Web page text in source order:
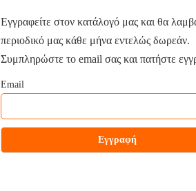
Εγγραφείτε στον κατάλογό μας και θα
περιοδικό μας κάθε μήνα εντελώς δωρεάν.
Συμπληρώστε το email σας και πατήστε
Email